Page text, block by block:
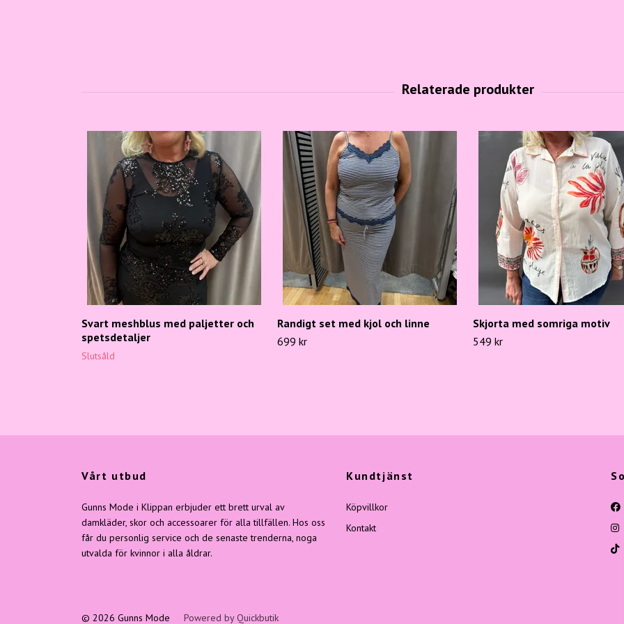
Svart meshblus med paljetter och
spetsdetaljer
Slutsåld
Randigt set med kjol och linne
699 kr
Skjorta med somriga motiv
549 kr
Vårt utbud
Gunns Mode i Klippan erbjuder ett brett urval av
damkläder, skor och accessoarer för alla tillfällen. Hos oss
får du personlig service och de senaste trenderna, noga
utvalda för kvinnor i alla åldrar.
Kundtjänst
Köpvillkor
Kontakt
© 2026 Gunns Mode Powered by Quickbutik